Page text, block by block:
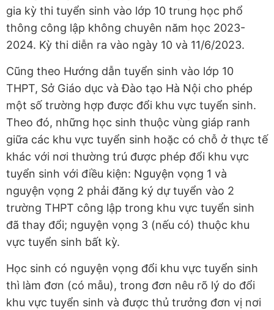
gia kỳ thi tuyển sinh vào lớp 10 trung học phổ
thông công lập không chuyên năm học 2023-
2024. Kỳ thi diễn ra vào ngày 10 và 11/6/2023.
Cũng theo Hướng dẫn tuyển sinh vào lớp 10
THPT, Sở Giáo dục và Đào tạo Hà Nội cho phép
một số trường hợp được đổi khu vực tuyển sinh.
Theo đó, những học sinh thuộc vùng giáp ranh
giữa các khu vực tuyển sinh hoặc có chỗ ở thực tế
khác với nơi thường trú được phép đổi khu vực
tuyển sinh với điều kiện: Nguyện vọng 1 và
nguyện vọng 2 phải đăng ký dự tuyển vào 2
trường THPT công lập trong khu vực tuyển sinh
đã thay đổi; nguyện vọng 3 (nếu có) thuộc khu
vực tuyển sinh bất kỳ.
Học sinh có nguyện vọng đổi khu vực tuyển sinh
thì làm đơn (có mẫu), trong đơn nêu rõ lý do đổi
khu vực tuyển sinh và được thủ trưởng đơn vị nơi